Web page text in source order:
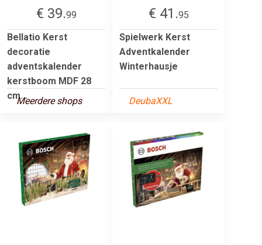
€ 39.99
Bellatio Kerst
decoratie
adventskalender
kerstboom MDF 28
cm...Meerdere shops
€ 41.95
Spielwerk Kerst
Adventkalender
Winterhausje
DeubaXXL